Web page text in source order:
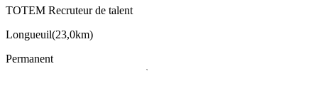
TOTEM Recruteur de talent
Longueuil(23,0km)
Permanent